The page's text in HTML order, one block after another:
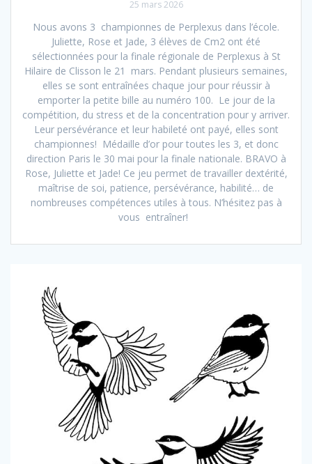
25 mars 2026
Nous avons 3 championnes de Perplexus dans l’école.
Juliette, Rose et Jade, 3 élèves de Cm2 ont été
sélectionnées pour la finale régionale de Perplexus à St
Hilaire de Clisson le 21 mars. Pendant plusieurs semaines,
elles se sont entraînées chaque jour pour réussir à
emporter la petite bille au numéro 100. Le jour de la
compétition, du stress et de la concentration pour y arriver.
Leur persévérance et leur habileté ont payé, elles sont
championnes! Médaille d’or pour toutes les 3, et donc
direction Paris le 30 mai pour la finale nationale. BRAVO à
Rose, Juliette et Jade! Ce jeu permet de travailler dextérité,
maîtrise de soi, patience, persévérance, habilité… de
nombreuses compétences utiles à tous. N’hésitez pas à
vous entraîner!